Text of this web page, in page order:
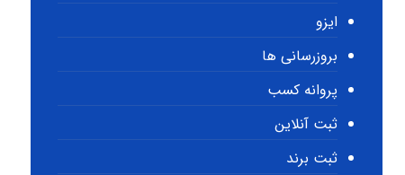
ایزو
بروزرسانی ها
پروانه کسب
ثبت آنلاین
ثبت برند